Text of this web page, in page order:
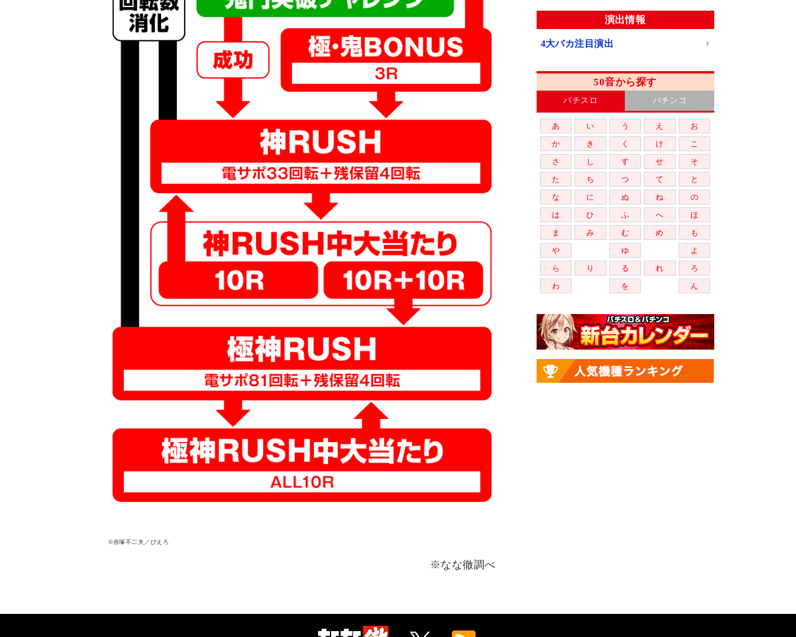
©赤塚不二夫／ぴえろ
※なな徹調べ
演出情報
4大バカ注目演出
50音から探す
パチスロ パチンコ
あ い う え
お
か
き く け
こ
さ
し す せ
そ
た
ち つ て
と
な
に ぬ ね
の
は
ひ ふ へ
ほ
ま
み む め
も
や
ゆ
よ
ら
り る れ
ろ
わ
を ん